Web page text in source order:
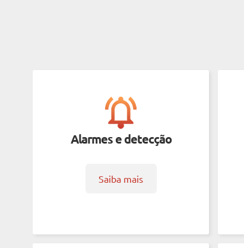
Alarmes e detecção
Saiba mais